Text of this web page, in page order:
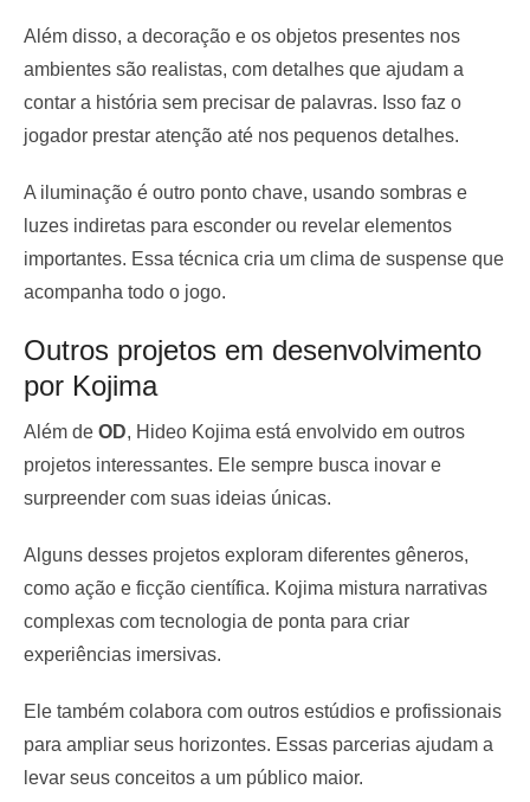
Além disso, a decoração e os objetos presentes nos
ambientes são realistas, com detalhes que ajudam a
contar a história sem precisar de palavras. Isso faz o
jogador prestar atenção até nos pequenos detalhes.
A iluminação é outro ponto chave, usando sombras e
luzes indiretas para esconder ou revelar elementos
importantes. Essa técnica cria um clima de suspense que
acompanha todo o jogo.
Outros projetos em desenvolvimento
por Kojima
Além de OD, Hideo Kojima está envolvido em outros
projetos interessantes. Ele sempre busca inovar e
surpreender com suas ideias únicas.
Alguns desses projetos exploram diferentes gêneros,
como ação e ficção científica. Kojima mistura narrativas
complexas com tecnologia de ponta para criar
experiências imersivas.
Ele também colabora com outros estúdios e profissionais
para ampliar seus horizontes. Essas parcerias ajudam a
levar seus conceitos a um público maior.